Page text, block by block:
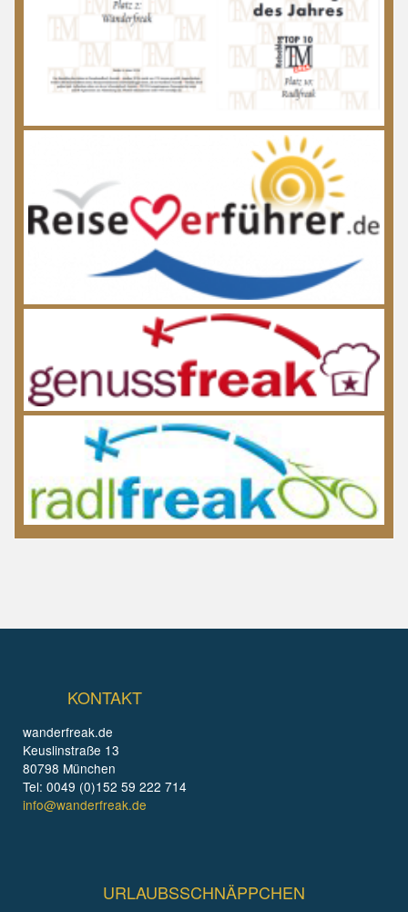
KONTAKT
wanderfreak.de
Keuslinstraße 13
80798 München
Tel: 0049 (0)152 59 222 714
info@wanderfreak.de
URLAUBSSCHNÄPPCHEN